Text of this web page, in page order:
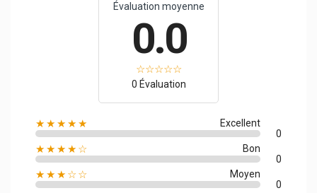
Évaluation moyenne
0.0
0 Évaluation
★★★★★
Excellent
0
★★★★☆
Bon
0
★★★☆☆
Moyen
0